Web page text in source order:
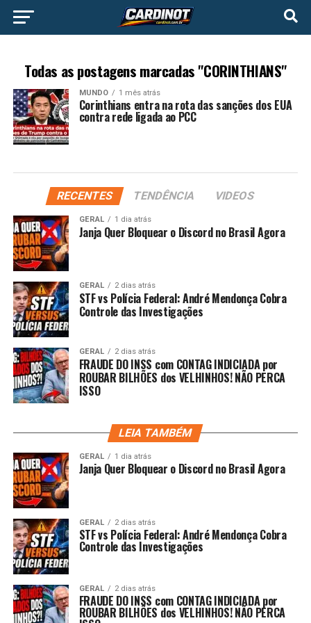
Todas as postagens marcadas "CORINTHIANS"
MUNDO 1 mês atrás
Corinthians entra na rota das sanções dos EUA
contra rede ligada ao PCC
RECENTES TENDÊNCIA VIDEOS
GERAL 1 dia atrás
Janja Quer Bloquear o Discord no Brasil Agora
GERAL 2 dias atrás
STF vs Polícia Federal: André Mendonça Cobra
Controle das Investigações
GERAL 2 dias atrás
FRAUDE DO INSS com CONTAG INDICIADA por
ROUBAR BILHÕES dos VELHINHOS! NÃO PERCA
ISSO
LEIA TAMBÉM
GERAL 1 dia atrás
Janja Quer Bloquear o Discord no Brasil Agora
GERAL 2 dias atrás
STF vs Polícia Federal: André Mendonça Cobra
Controle das Investigações
GERAL 2 dias atrás
FRAUDE DO INSS com CONTAG INDICIADA por
ROUBAR BILHÕES dos VELHINHOS! NÃO PERCA